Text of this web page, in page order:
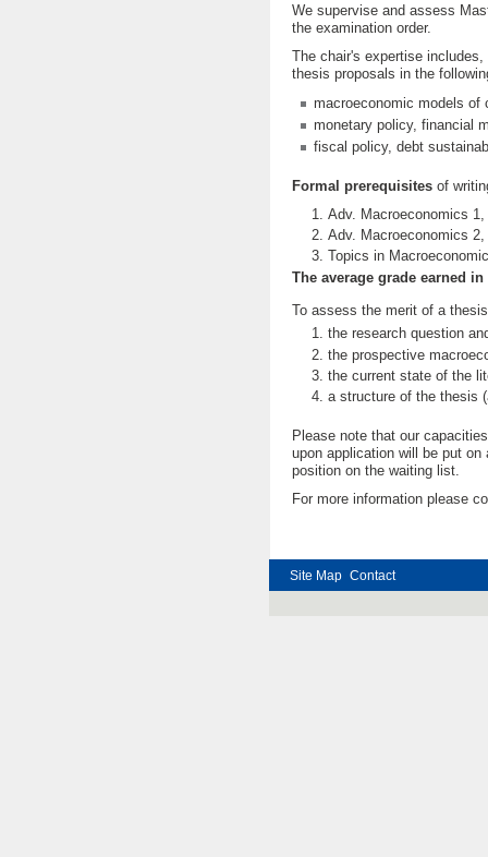
We supervise and assess
the examination order.
The chair's expertise
thesis proposals in the
macroeconomic models
monetary policy, financial
fiscal policy, debt
Formal prerequisites of
Adv. Macroeconomics 1,
Adv. Macroeconomics 2,
Topics in
The average grade earned
To assess the merit of a
the research question
the prospective
the current state of the
a structure of the thesis
Please note that our
upon application will be put
position on the waiting
For more information please
Site Map Contact